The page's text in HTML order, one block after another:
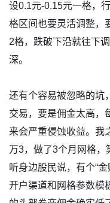
设0.1元-0.15元一格，
格区间也要灵活调整，
2格，跌破下沿就往下
深。
还有个容易被忽略的坑
交易，要是佣金太高，
来会严重侵蚀收益。我
万3，做了3个月网格，
听身边股民说，有个“
开户渠道和网格参数模